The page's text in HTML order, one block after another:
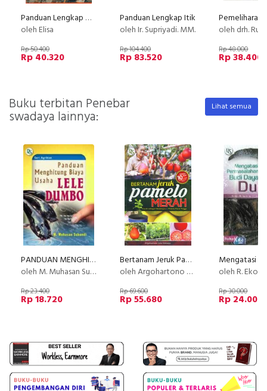
Panduan Lengkap & Praktis Budidaya ITIK yang Paling Menguntungkan (Full Color)
oleh Elisa
Rp 50.400
Rp 40.320
Panduan Lengkap Itik
oleh Ir. Supriyadi. MM.
Rp 104.400
Rp 83.520
oleh drh.
Rp 48.000
Rp 38.400
Buku terbitan Penebar
swadaya lainnya:
Lihat semua
PANDUAN MENGHITUNG BIAYA USAHA LELE DUMBO
oleh M. Muhasan Subandi
Rp 23.400
Rp 18.720
Bertanam Jeruk Pamelo Merah
oleh Argohartono Arie Raharjo
Rp 69.600
Rp 55.680
oleh R. Eko Prihartono | Juansyah
Rp 30.000
Rp 24.000